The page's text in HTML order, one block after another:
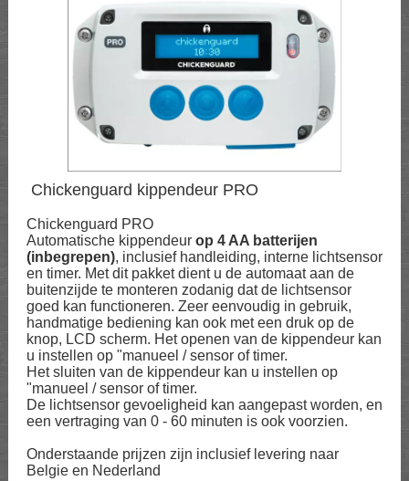
Chickenguard kippendeur PRO
Chickenguard PRO
Automatische kippendeur op 4 AA batterijen
(inbegrepen), inclusief handleiding, interne lichtsensor
en timer. Met dit pakket dient u de automaat aan de
buitenzijde te monteren zodanig dat de lichtsensor
goed kan functioneren. Zeer eenvoudig in gebruik,
handmatige bediening kan ook met een druk op de
knop, LCD scherm. Het openen van de kippendeur kan
u instellen op "manueel / sensor of timer.
Het sluiten van de kippendeur kan u instellen op
"manueel / sensor of timer.
De lichtsensor gevoeligheid kan aangepast worden, en
een vertraging van 0 - 60 minuten is ook voorzien.
Onderstaande prijzen zijn inclusief levering naar
Belgie en Nederland